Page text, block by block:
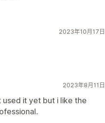
2023年10月17日
2023年8月11日
it yet but i like the